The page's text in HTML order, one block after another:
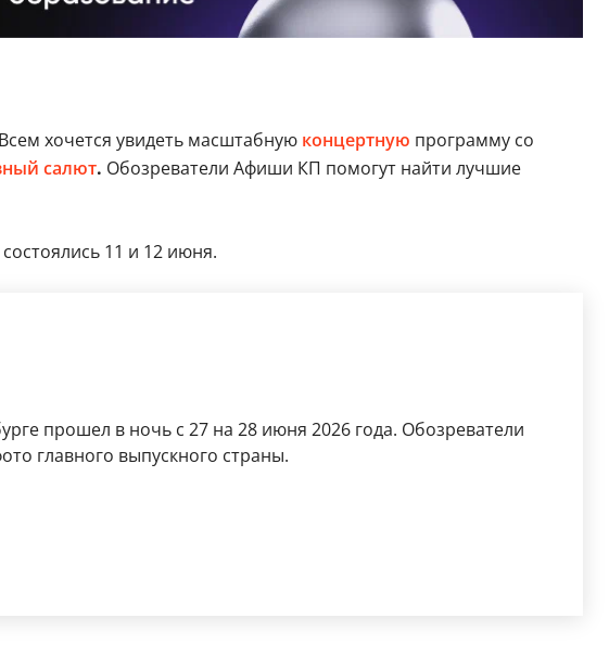
хочется увидеть масштабную концертную программу cо
салют. Обозреватели Афиши КП помогут найти лучшие
состоялись 11 и 12 июня.
прошел в ночь с 27 на 28 июня 2026 года. Обозреватели
главного выпускного страны.